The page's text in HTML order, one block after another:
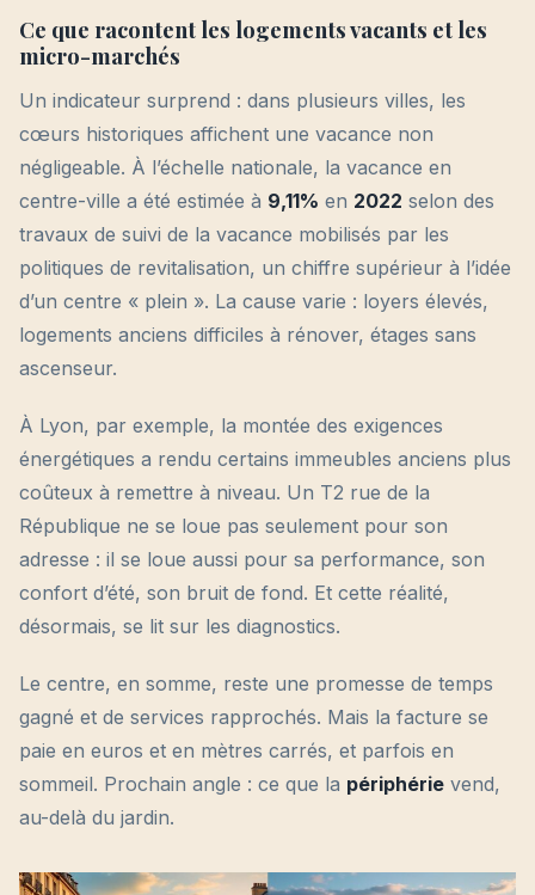
Ce que racontent les logements vacants et les
micro-marchés
Un indicateur surprend : dans plusieurs villes, les
cœurs historiques affichent une vacance non
négligeable. À l’échelle nationale, la vacance en
centre-ville a été estimée à 9,11% en 2022 selon des
travaux de suivi de la vacance mobilisés par les
politiques de revitalisation, un chiffre supérieur à l’idée
d’un centre « plein ». La cause varie : loyers élevés,
logements anciens difficiles à rénover, étages sans
ascenseur.
À Lyon, par exemple, la montée des exigences
énergétiques a rendu certains immeubles anciens plus
coûteux à remettre à niveau. Un T2 rue de la
République ne se loue pas seulement pour son
adresse : il se loue aussi pour sa performance, son
confort d’été, son bruit de fond. Et cette réalité,
désormais, se lit sur les diagnostics.
Le centre, en somme, reste une promesse de temps
gagné et de services rapprochés. Mais la facture se
paie en euros et en mètres carrés, et parfois en
sommeil. Prochain angle : ce que la périphérie vend,
au-delà du jardin.